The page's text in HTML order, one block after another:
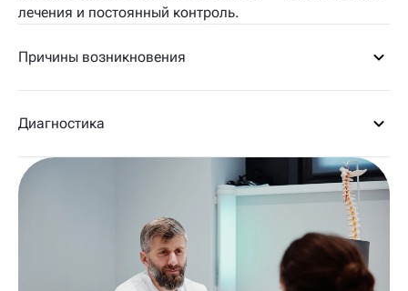
лечения и постоянный контроль.
Причины возникновения
Диагностика